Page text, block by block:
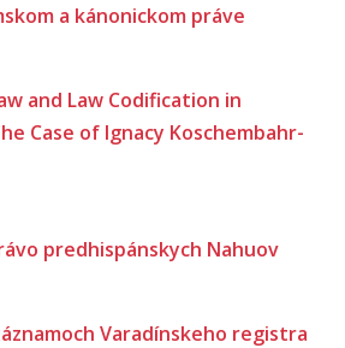
a kánonickom práve
and Law Codification in
Case of Ignacy Koschembahr-
predhispánskych Nahuov
Varadínskeho registra